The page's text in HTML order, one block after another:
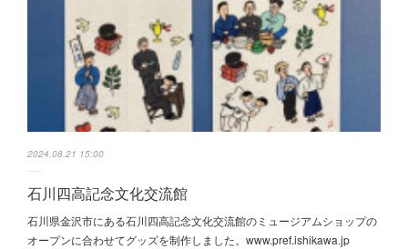
2024.08.21 15:00
石川四高記念文化交流館
石川県金沢市にある石川四高記念文化交流館のミュージアムショップの
オープンに合わせてグッズを制作しました。www.pref.ishikawa.jp